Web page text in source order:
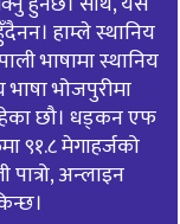
हाम्ले स्थानिय
भाषामा स्थानिय
भोजपुरीमा
छौ। धड्कन एफ
९१.८ मेगाहर्जको
पात्रो, अन्लाइन